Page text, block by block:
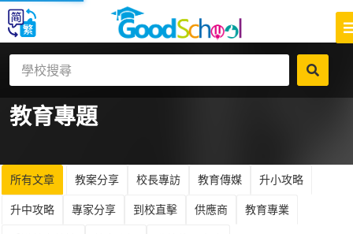
教育專題
所有文章 教案分享 校長專訪 教育傳媒
升小攻略
升中攻略
專家分享 到校直擊 供應商
教育專業